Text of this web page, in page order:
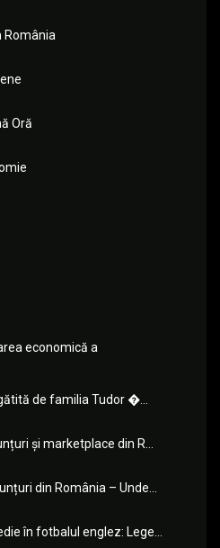
România
Oră
economică a
de familia Tudor �...
și marketplace din R...
din România – Unde...
în fotbalul englez: Lege...